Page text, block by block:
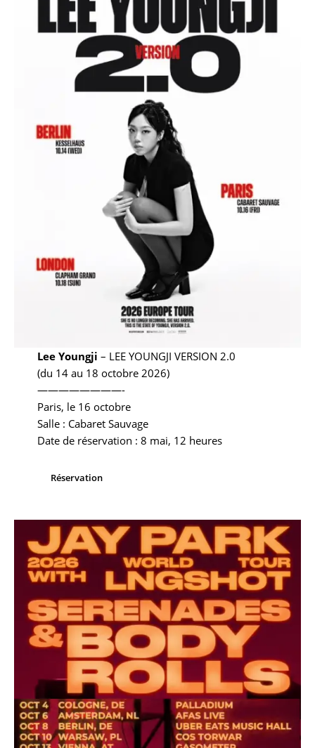
Lee Youngji – LEE YOUNGJI VERSION 2.0
(du 14 au 18 octobre 2026)
————————-
Paris, le 16 octobre
Salle : Cabaret Sauvage
Date de réservation : 8 mai, 12 heures
Réservation